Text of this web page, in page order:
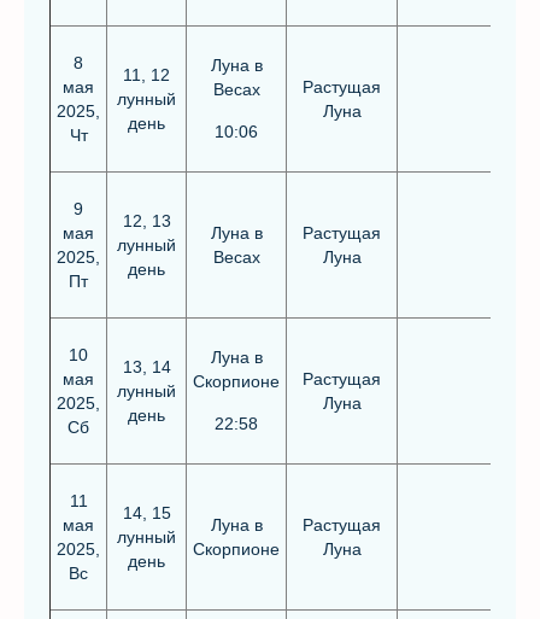
8
мая
2025,
Чт
11, 12
лунный
день
Луна в
Весах
10:06
Растущая
Луна
9
мая
2025,
Пт
12, 13
лунный
день
Луна в
Весах
Растущая
Луна
10
мая
2025,
Сб
13, 14
лунный
день
Луна в
Скорпионе
22:58
Растущая
Луна
11
мая
2025,
Вс
14, 15
лунный
день
Луна в
Скорпионе
Растущая
Луна